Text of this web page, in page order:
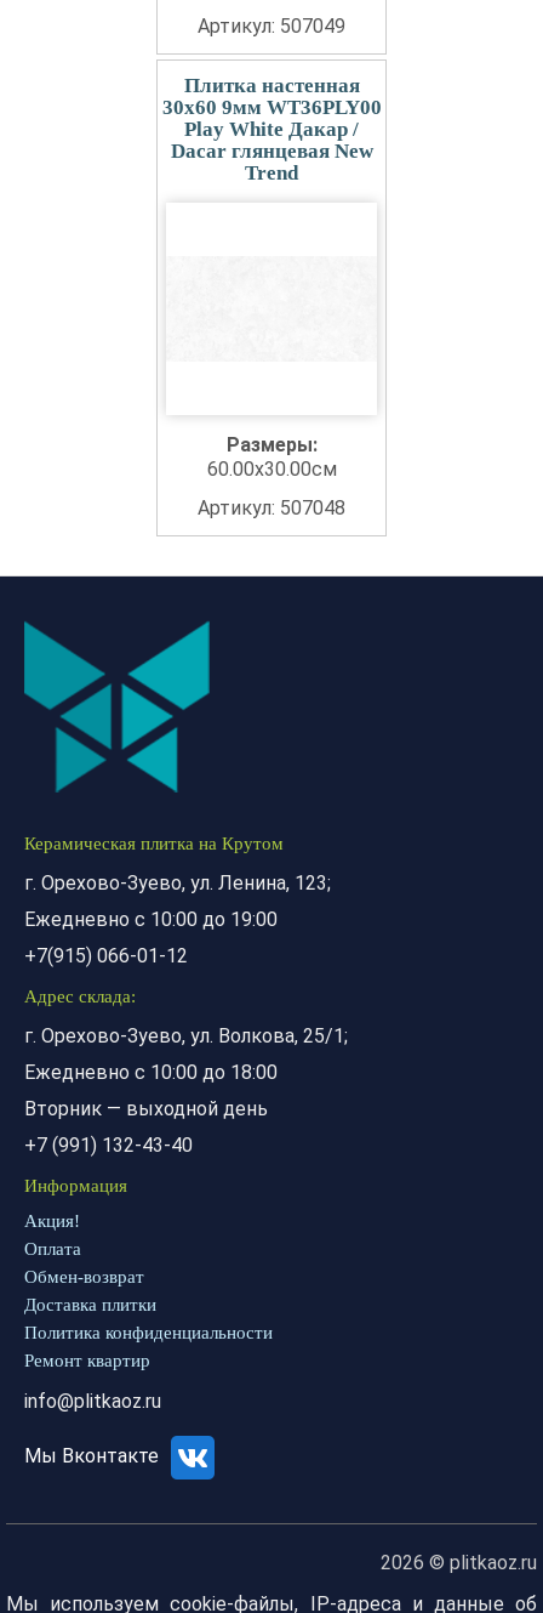
Артикул: 507049
Плитка настенная
30x60 9мм WT36PLY00
Play White Дакар /
Dacar глянцевая New
Trend
Размеры:
60.00x30.00см
Артикул: 507048
Керамическая плитка на Крутом
г. Орехово-Зуево, ул. Ленина, 123;
Ежедневно с 10:00 до 19:00
+7(915) 066-01-12
Адрес склада:
г. Орехово-Зуево, ул. Волкова, 25/1;
Ежедневно с 10:00 до 18:00
Вторник — выходной день
+7 (991) 132-43-40
Информация
Акция!
Оплата
Обмен-возврат
Доставка плитки
Политика конфиденциальности
Ремонт квартир
info@plitkaoz.ru
Мы Вконтакте
2026 © plitkaoz.ru
Мы используем cookie-файлы, IP-адреса и данные об